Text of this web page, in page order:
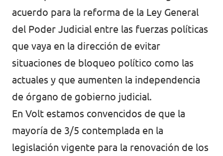
Volt Italia
Volt Kosovo
Volt Letonia [facebook]
Volt Lituania [facebook]
Volt Luxemburgo
Volt Malta
Volt Noruega [facebook]
acuerdo para la reforma de la Ley General
del Poder Judicial entre las fuerzas políticas
que vaya en la dirección de evitar
situaciones de bloqueo político como las
actuales y que aumenten la independencia
de órgano de gobierno judicial.
En Volt estamos convencidos de que la
mayoría de 3/5 contemplada en la
legislación vigente para la renovación de los